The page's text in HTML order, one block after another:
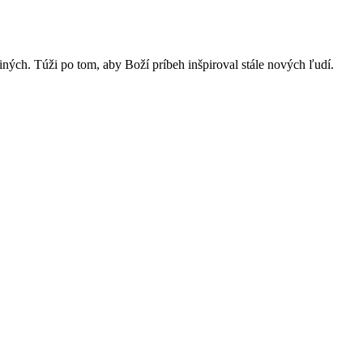
Túži po tom, aby Boží príbeh inšpiroval stále nových ľudí.